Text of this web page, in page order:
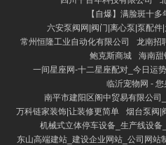
【自爆】满脸斑十
六安泵阀网|阀门|离心泵|泵配
常州恒隆工业自动化有限公司
龙南招
鲍克斯商城
海南甜
一间星座网-十二星座配对_今日运
临沂宠物网 -
南平市建阳区阁中贸易有限公
万科链家装饰|让装修更简单
烟台泵阀|
机械式立体停车设备_生产线设
东山高端建站_建设企业网站_公司网站